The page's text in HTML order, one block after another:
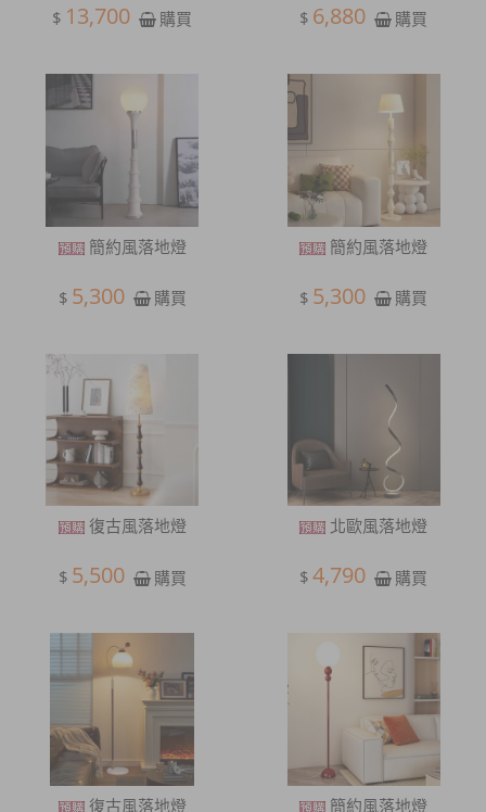
$ 13,700 購買 $ 6,880 購買
簡約風落地燈
$ 5,300 購買
簡約風落地燈
$ 5,300 購買
復古風落地燈
$ 5,500 購買
北歐風落地燈
$ 4,790 購買
復古風落地燈 簡約風落地燈